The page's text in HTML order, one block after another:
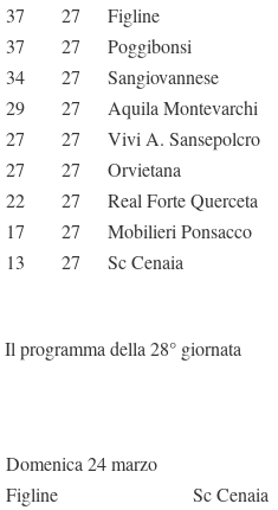
37
27
Figline
37
27
Poggibonsi
34
27
Sangiovannese
29
27
Aquila Montevarchi
27
27
Vivi A. Sansepolcro
27
27
Orvietana
22
27
Real Forte Querceta
17
27
Mobilieri Ponsacco
13
27 Sc Cenaia
Il programma della 28° giornata
Domenica 24 marzo
Figline
Sc Cenaia